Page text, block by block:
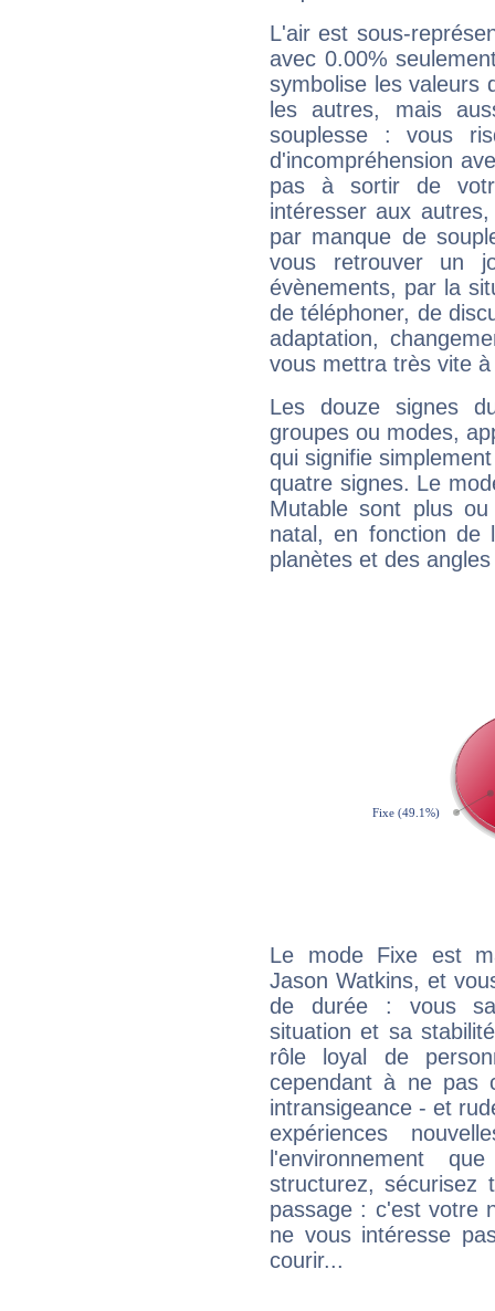
L'air est sous-
avec 0.00%
symbolise les valeurs
les autres, mais
souplesse : vous
d'incompréhension
pas à sortir de
intéresser aux
par manque de
vous retrouver un
évènements, par la
de téléphoner, de
adaptation,
vous mettra très vite
Les douze signes
groupes ou modes,
qui signifie
quatre signes. Le
Mutable sont plus
natal, en fonction de
planètes et des
Le mode Fixe est
Jason Watkins, et
de durée : vous
situation et sa
rôle loyal de
cependant à ne pas
intransigeance - et
expériences
l'environnement
structurez, sécurisez
passage : c'est votre
ne vous intéresse
courir...